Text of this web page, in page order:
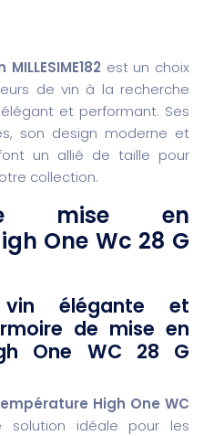
est un choix
de vin à la recherche
et performant. Ses
son design moderne et
un allié de taille pour
collection.
mise en
One Wc 28 G
élégante et
de mise en
One WC 28 G
High One WC
solution idéale pour les